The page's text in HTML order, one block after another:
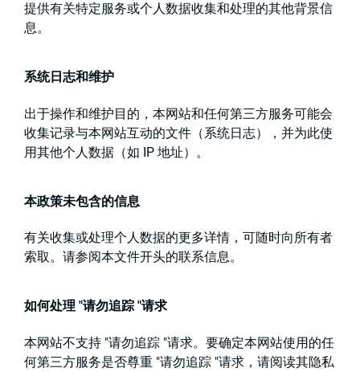
提供有关特定服务或个人数据收集和处理的其他背景信
息。
系统日志和维护
出于操作和维护目的，本网站和任何第三方服务可能会
收集记录与本网站互动的文件（系统日志），并为此使
用其他个人数据（如 IP 地址）。
本政策未包含的信息
有关收集或处理个人数据的更多详情，可随时向所有者
索取。请参阅本文件开头的联系信息。
如何处理 "请勿追踪 "请求
本网站不支持 "请勿追踪 "请求。要确定本网站使用的任
何第三方服务是否尊重 "请勿追踪 "请求，请阅读其隐私